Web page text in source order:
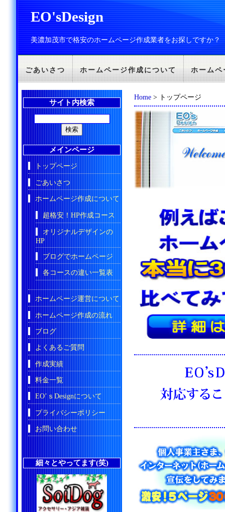
EO'sDesign
美濃加茂市で格安のホームページ作成業者をお探しですか？
ごあいさつ ホームページ作成について ホームペ
Home > トップページ
サイト内検索
メインページ
トップページ
ごあいさつ
ホームページ作成について
超格安！HP作成コース
オリジナルデザインの
HP
ブログでホームページ
各コースの違い一覧表
ホームページ運営について
ホームページ作成の流れ
ブログ
よくあるご質問
作成実績
料金一覧
EO’ｓDesignについて
プライバシーポリシー
お問い合わせ
細々とやってます(笑)